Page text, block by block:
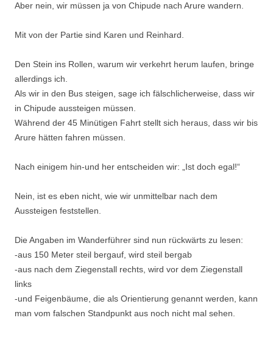
Aber nein, wir müssen ja von Chipude nach Arure wandern.
Mit von der Partie sind Karen und Reinhard.
Den Stein ins Rollen, warum wir verkehrt herum laufen, bringe
allerdings ich.
Als wir in den Bus steigen, sage ich fälschlicherweise, dass wir
in Chipude aussteigen müssen.
Während der 45 Minütigen Fahrt stellt sich heraus, dass wir bis
Arure hätten fahren müssen.
Nach einigem hin-und her entscheiden wir: „Ist doch egal!“
Nein, ist es eben nicht, wie wir unmittelbar nach dem
Aussteigen feststellen.
Die Angaben im Wanderführer sind nun rückwärts zu lesen:
-aus 150 Meter steil bergauf, wird steil bergab
-aus nach dem Ziegenstall rechts, wird vor dem Ziegenstall
links
-und Feigenbäume, die als Orientierung genannt werden, kann
man vom falschen Standpunkt aus noch nicht mal sehen.